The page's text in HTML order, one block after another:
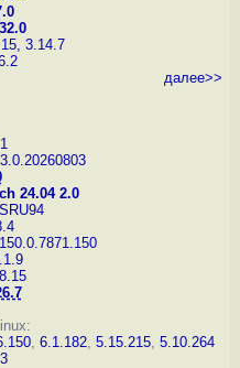
3.14.7
далее>>
24.04 2.0
, 6.1.182, 5.15.215, 5.10.264